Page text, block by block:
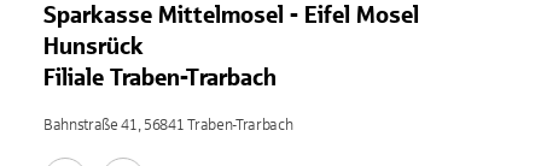
Sparkasse Mittelmosel - Eifel Mosel
Hunsrück
Filiale Traben-Trarbach
Bahnstraße 41, 56841 Traben-Trarbach